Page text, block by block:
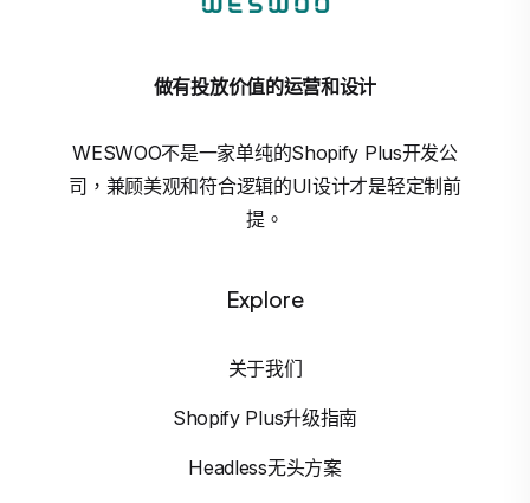
做有投放价值的运营和设计
WESWOO不是一家单纯的Shopify Plus开发公
司，兼顾美观和符合逻辑的UI设计才是轻定制前
提。
Explore
关于我们
Shopify Plus升级指南
Headless无头方案